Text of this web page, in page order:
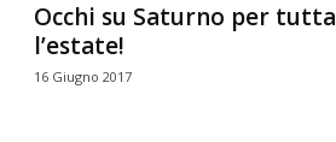
Occhi su Saturno per tutta
l’estate!
16 Giugno 2017